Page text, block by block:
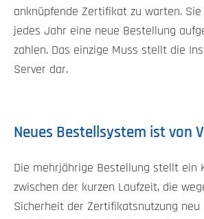
anknüpfende Zertifikat zu warten.
jedes Jahr eine neue Bestellung
zahlen. Das einzige Muss stellt die
Server dar.
Neues Bestellsystem ist von
Die mehrjährige Bestellung stellt ein
zwischen der kurzen Laufzeit, die
Sicherheit der Zertifikatsnutzung